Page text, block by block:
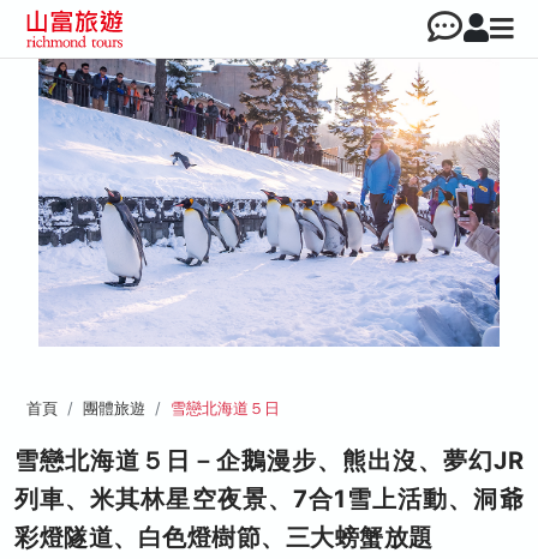
首頁 團體旅遊 雪戀北海道５日
雪戀北海道５日－企鵝漫步、熊出沒、夢幻JR
列車、米其林星空夜景、7合1雪上活動、洞爺
彩燈隧道、白色燈樹節、三大螃蟹放題